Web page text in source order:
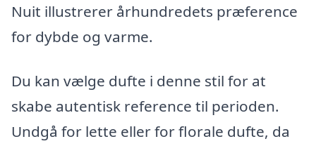
Nuit illustrerer århundredets præference
for dybde og varme.
Du kan vælge dufte i denne stil for at
skabe autentisk reference til perioden.
Undgå for lette eller for florale dufte, da